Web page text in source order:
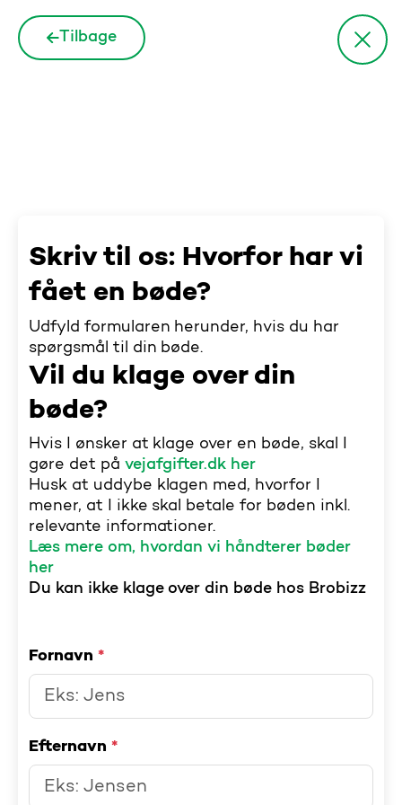
Tilbage
Skriv til os: Hvorfor har vi
fået en bøde?
Udfyld formularen herunder, hvis du har
spørgsmål til din bøde.
Vil du klage over din
bøde?
Hvis I ønsker at klage over en bøde, skal I
gøre det på vejafgifter.dk her
Husk at uddybe klagen med, hvorfor I
mener, at I ikke skal betale for bøden inkl.
relevante informationer.
Læs mere om, hvordan vi håndterer bøder
her
Du kan ikke klage over din bøde hos Brobizz
Fornavn *
Efternavn *